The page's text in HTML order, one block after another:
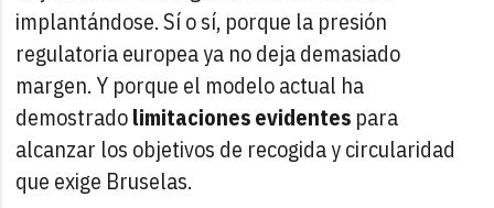
implantándose. Sí o sí, porque la presión
regulatoria europea ya no deja demasiado
margen. Y porque el modelo actual ha
demostradolimitaciones evidentes para
alcanzar los objetivos de recogida y circularidad
que exige Bruselas.